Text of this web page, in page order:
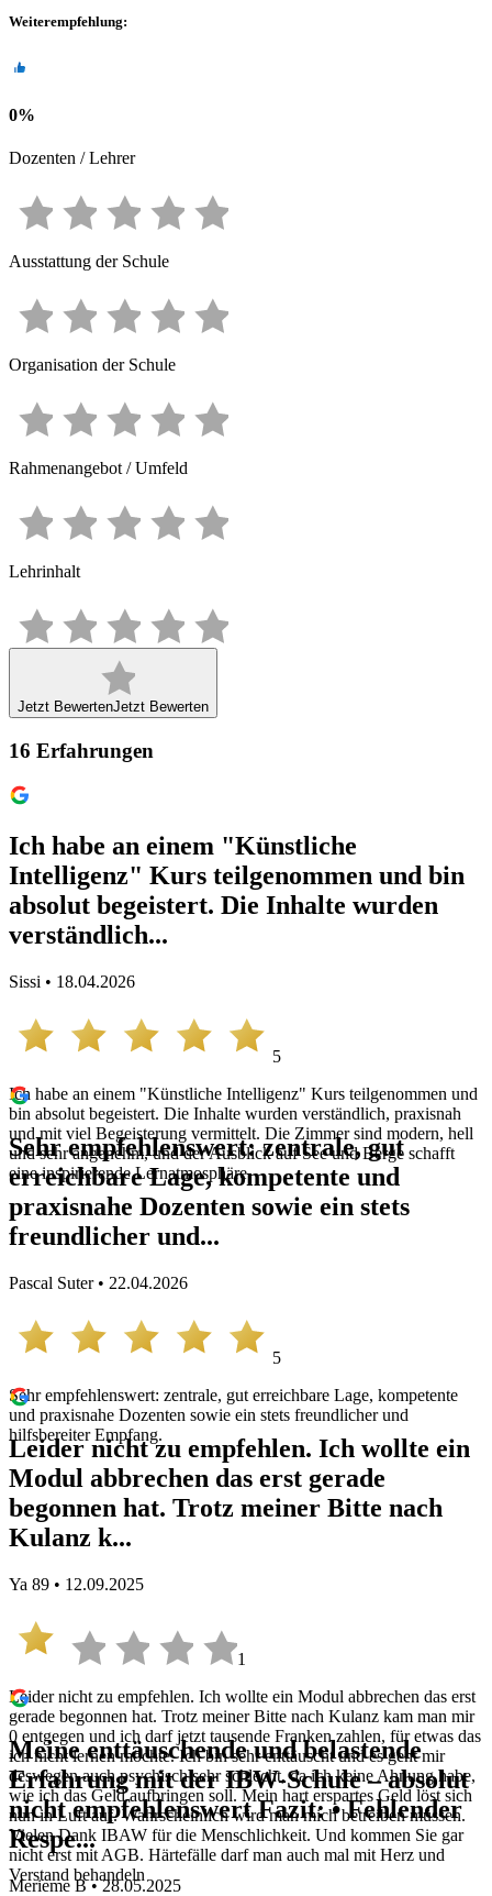
Weiterempfehlung:
0%
Dozenten / Lehrer
Ausstattung der Schule
Organisation der Schule
Rahmenangebot / Umfeld
Lehrinhalt
Jetzt BewertenJetzt Bewerten
16 Erfahrungen
Ich habe an einem "Künstliche
Intelligenz" Kurs teilgenommen und bin
absolut begeistert. Die Inhalte wurden
verständlich...
Sissi • 18.04.2026
5
Ich habe an einem "Künstliche Intelligenz" Kurs teilgenommen und
bin absolut begeistert. Die Inhalte wurden verständlich, praxisnah
und mit viel Begeisterung vermittelt. Die Zimmer sind modern, hell
und sehr angenehm, und der Ausblick auf See und Berge schafft
eine inspirierende Lernatmosphäre.
Sehr empfehlenswert: zentrale, gut
erreichbare Lage, kompetente und
praxisnahe Dozenten sowie ein stets
freundlicher und...
Pascal Suter • 22.04.2026
5
Sehr empfehlenswert: zentrale, gut erreichbare Lage, kompetente
und praxisnahe Dozenten sowie ein stets freundlicher und
hilfsbereiter Empfang.
Leider nicht zu empfehlen. Ich wollte ein
Modul abbrechen das erst gerade
begonnen hat. Trotz meiner Bitte nach
Kulanz k...
Ya 89 • 12.09.2025
1
Leider nicht zu empfehlen. Ich wollte ein Modul abbrechen das erst
gerade begonnen hat. Trotz meiner Bitte nach Kulanz kam man mir
0 entgegen und ich darf jetzt tausende Franken zahlen, für etwas das
ich nicht lernen möchte. Ich bin sehr enttäuscht und es geht mir
deswegen auch psychisch sehr schlecht, da ich keine Ahnung habe,
wie ich das Geld aufbringen soll. Mein hart erspartes Geld löst sich
nun in Luft auf. Wahrscheinlich wird man mich betreiben müssen.
Vielen Dank IBAW für die Menschlichkeit. Und kommen Sie gar
nicht erst mit AGB. Härtefälle darf man auch mal mit Herz und
Verstand behandeln
Meine enttäuschende und belastende
Erfahrung mit der IBW-Schule – absolut
nicht empfehlenswert Fazit: • Fehlender
Respe...
Merieme B • 28.05.2025